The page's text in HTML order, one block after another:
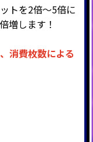
トを2倍～5倍に
増します！
消費枚数による